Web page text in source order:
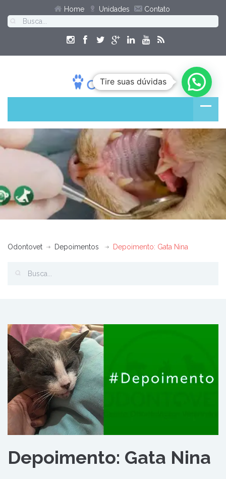
Home Unidades Contato
Odontovet Depoimentos Depoimento: Gata Nina
Depoimento: Gata Nina
Tire suas dúvidas